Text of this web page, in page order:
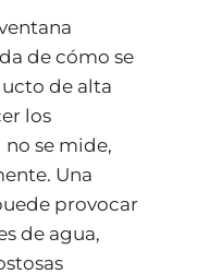
de cómo se
de alta
los
no se mide,
Una
provocar
de agua,